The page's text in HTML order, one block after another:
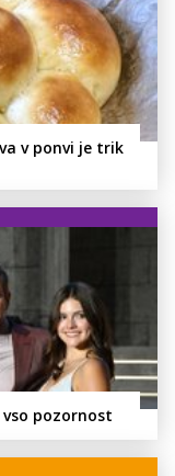
v ponvi je trik
pozornost